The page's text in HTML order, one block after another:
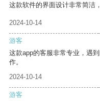
这款软件的界面设计非常简洁
2024-10-14
游客
这款app的客服非常专业，遇
作。
2024-10-14
游客